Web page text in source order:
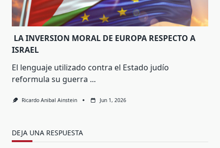
LA INVERSION MORAL DE EUROPA RESPECTO A
ISRAEL
El lenguaje utilizado contra el Estado judío
reformula su guerra ...
Ricardo Anibal Ainstein Jun 1, 2026
DEJA UNA RESPUESTA